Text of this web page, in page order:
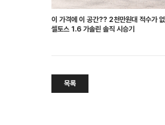
이 가격에 이 공간?? 2천만원대 적수가
셀토스 1.6 가솔린 솔직 시승기
목록